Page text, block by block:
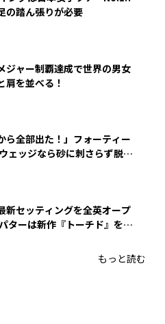
の踏ん張りが必要
ジャー制覇達成で世界の男女
肩を並べる！
ら全部出た！」フォーティー
ェッジなら砂に刺さらず脱出
新セッティングを全英オープ
ターは新作『トーチド』を投
もっと読む